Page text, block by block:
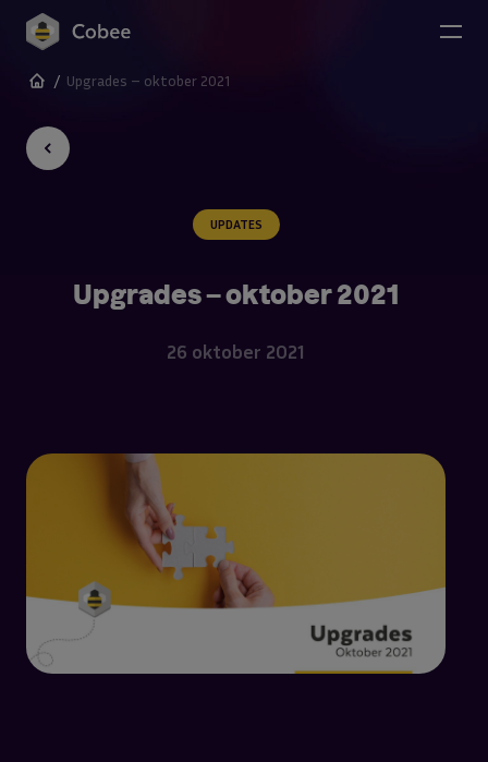
Naar de content
/ Upgrades – oktober 2021
UPDATES
Upgrades – oktober 2021
26 oktober 2021